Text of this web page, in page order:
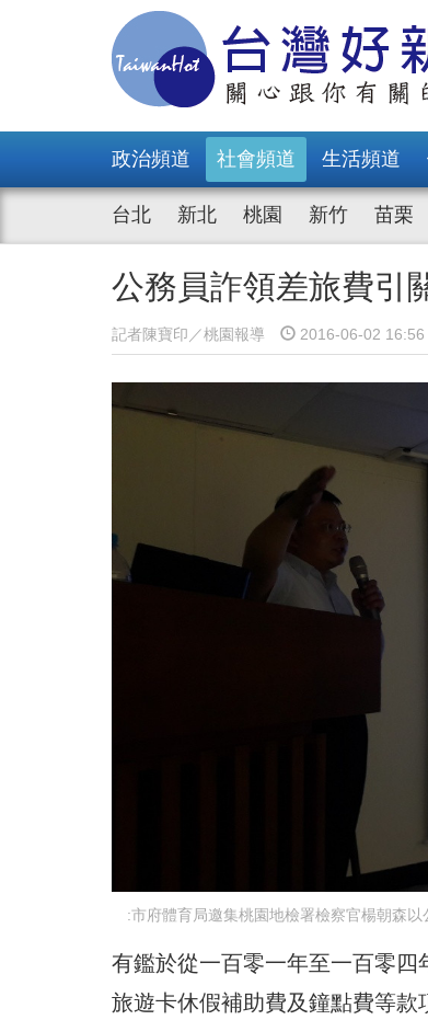
政治頻道 社會頻道 生活頻道
台北 新北 桃園 新竹 苗栗
公務員詐領差旅費
記者陳寶印／桃園報導 2016-06-02 16:56
:市府體育局邀集桃園地檢署檢察官楊朝森
有鑑於從一百零一年至一百零
旅遊卡休假補助費及鐘點費等